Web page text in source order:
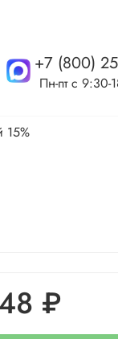
+7 (800)
Пн-пт c 9:30-
15%
₽